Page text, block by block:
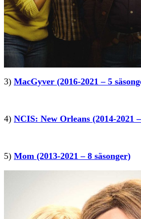
3) MacGyver (2016-2021 – 5
4) NCIS: New Orleans (2014-2021
5) Mom (2013-2021 – 8 säsonger)